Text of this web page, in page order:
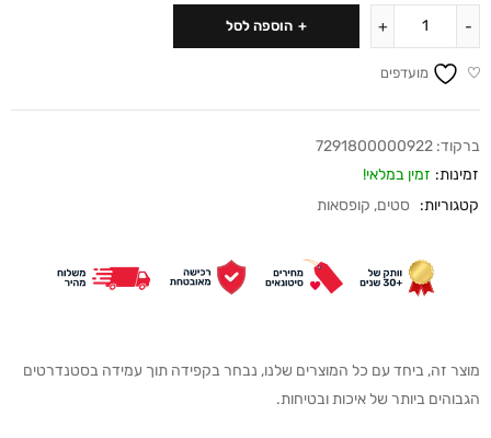
הוספה לסל
מועדפים
ברקוד: 7291800000922
זמינות: זמין במלאי!
קטגוריות:
סטים, קופסאות
מוצר זה, ביחד עם כל המוצרים שלנו, נבחר בקפידה תוך עמידה בסטנדרטים
הגבוהים ביותר של איכות ובטיחות.